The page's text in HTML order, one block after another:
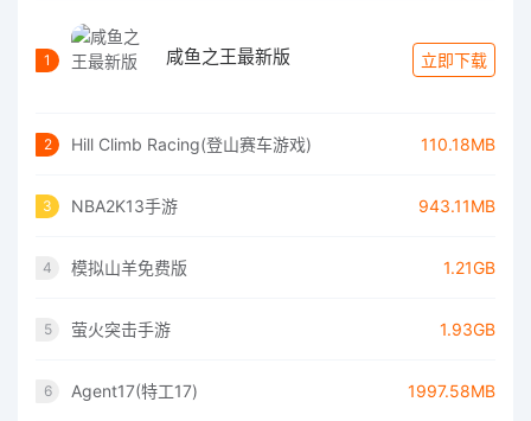
1 咸鱼之王最新版 立即下载
2 Hill Climb Racing(登山赛车游戏) 110.18MB
3 NBA2K13手游 943.11MB
4 模拟山羊免费版 1.21GB
5 萤火突击手游 1.93GB
6 Agent17(特工17) 1997.58MB